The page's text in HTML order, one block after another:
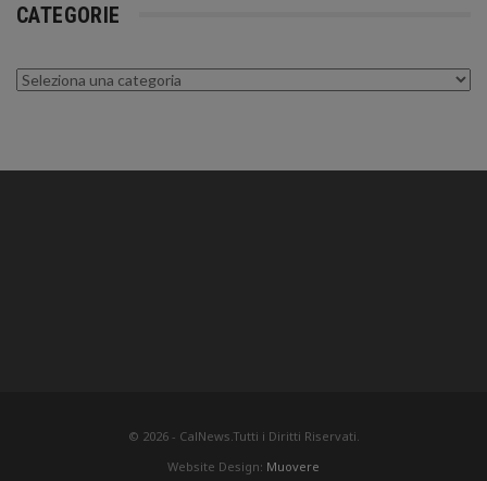
CATEGORIE
Categorie
© 2026 - CalNews.Tutti i Diritti Riservati.
Website Design: Muovere